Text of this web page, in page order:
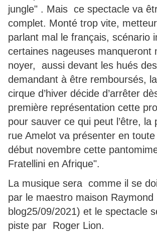
jungle" . Mais ce spectacle va
complet. Monté trop vite,
parlant mal le français, scénario
certaines nageuses manqueront
noyer, aussi devant les hués
demandant à être remboursés,
cirque d’hiver décide d’arrêter
première représentation cette
pour sauver ce qui peut l’être, la
rue Amelot va présenter en
début novembre cette
Fratellini en Afrique".
La musique sera comme il se
par le maestro maison Raymond
blog25/09/2021) et le spectacle
piste par Roger Lion.